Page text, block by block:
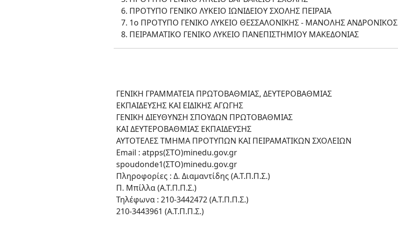
ΠΡΟΤΥΠΟ ΓΕΝΙΚΟ ΛΥΚΕΙΟ ΙΩΝΙΔΕΙΟΥ ΣΧΟΛΗΣ ΠΕΙΡΑΙΑ
1ο ΠΡΟΤΥΠΟ ΓΕΝΙΚΟ ΛΥΚΕΙΟ ΘΕΣΣΑΛΟΝΙΚΗΣ - ΜΑΝΟΛΗΣ ΑΝΔΡΟΝΙΚΟΣ
ΠΕΙΡΑΜΑΤΙΚΟ ΓΕΝΙΚΟ ΛΥΚΕΙΟ ΠΑΝΕΠΙΣΤΗΜΙΟΥ ΜΑΚΕΔΟΝΙΑΣ
ΓΕΝΙΚΗ ΓΡΑΜΜΑΤΕΙΑ ΠΡΩΤΟΒΑΘΜΙΑΣ, ΔΕΥΤΕΡΟΒΑΘΜΙΑΣ
ΕΚΠΑΙΔΕΥΣΗΣ ΚΑΙ ΕΙΔΙΚΗΣ ΑΓΩΓΗΣ
ΓΕΝΙΚΗ ΔΙΕΥΘΥΝΣΗ ΣΠΟΥΔΩΝ ΠΡΩΤΟΒΑΘΜΙΑΣ
ΚΑΙ ΔΕΥΤΕΡΟΒΑΘΜΙΑΣ ΕΚΠΑΙΔΕΥΣΗΣ
ΑΥΤΟΤΕΛΕΣ ΤΜΗΜΑ ΠΡΟΤΥΠΩΝ ΚΑΙ ΠΕΙΡΑΜΑΤΙΚΩΝ ΣΧΟΛΕΙΩΝ
Email : atpps(ΣΤΟ)minedu.gov.gr
spoudonde1(ΣΤΟ)minedu.gov.gr
Πληροφορίες : Δ. Διαμαντίδης (Α.Τ.Π.Π.Σ.)
Π. Μπίλλα (Α.Τ.Π.Π.Σ.)
Τηλέφωνα : 210-3442472 (Α.Τ.Π.Π.Σ.)
210-3443961 (Α.Τ.Π.Π.Σ.)